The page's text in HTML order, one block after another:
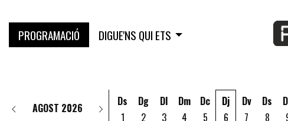
PROGRAMACIÓ DIGUE'NS QUI ETS
AGOST 2026
Ds
1
Dg
2
Dl
3
Dm
4
Dc
5
Dj
6
Dv
7
Ds
8